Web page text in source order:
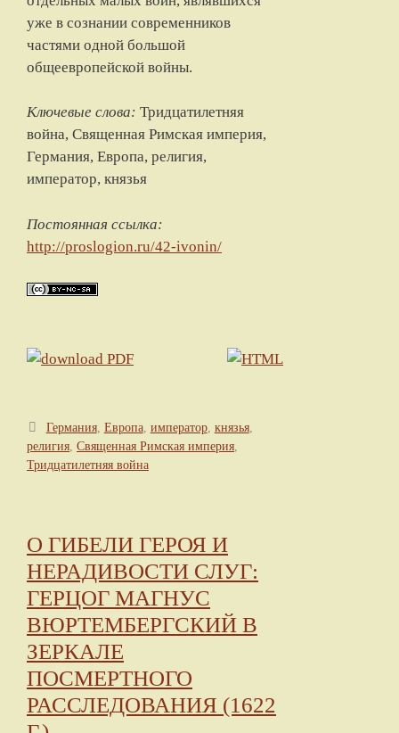
уже в сознании современников
частями одной большой
общеевропейской войны.
Ключевые слова: Тридцатилетняя
война, Священная Римская империя,
Германия, Европа, религия,
император, князья
Постоянная ссылка:
http://proslogion.ru/42-ivonin/
Метки
Германия, Европа, император, князья,
религия Священная Римская империя
Тридцатилетняя война
О ГИБЕЛИ ГЕРОЯ И
НЕРАДИВОСТИ СЛУГ:
ГЕРЦОГ МАГНУС
ВЮРТЕМБЕРГСКИЙ В
ЗЕРКАЛЕ
ПОСМЕРТНОГО
РАССЛЕДОВАНИЯ (1622